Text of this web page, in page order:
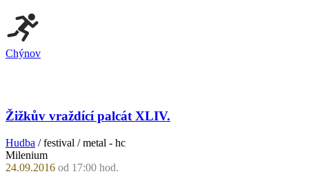
Chýnov
Žižkův vraždící palcát XLIV.
Hudba / festival / metal - hc
Milenium
24.09.2016 od 17:00 hod.